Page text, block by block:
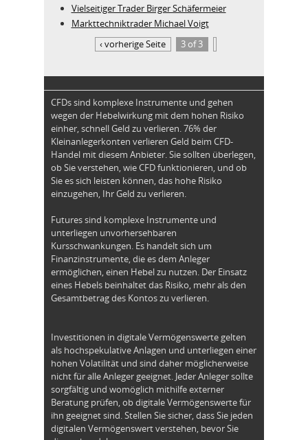
Vielseitiger Trader Birger Schäfermeier
Markttechniktrader Michael Voigt
‹ vorherige Seite
3 of 3
CFDs sind komplexe Instrumente und gehen
wegen der Hebelwirkung mit dem hohen Risiko
einher, schnell Geld zu verlieren. 76% der
Kleinanlegerkonten verlieren Geld beim CFD-
Handel mit diesem Anbieter. Sie sollten überlegen,
ob Sie verstehen, wie CFD funktionieren, und ob
Sie es sich leisten können, das hohe Risiko
einzugehen, Ihr Geld zu verlieren.
Futures sind komplexe Instrumente und
unterliegen unvorhersehbaren
Kursschwankungen. Es handelt sich um
Finanzinstrumente, die es dem Anleger
ermöglichen, einen Hebel zu nutzen. Der Einsatz
eines Hebels beinhaltet das Risiko, mehr als den
Gesamtbetrag des Kontos zu verlieren.
Investitionen in digitale Vermögenswerte gelten
als hochspekulative Anlagen und unterliegen einer
hohen Volatilität und sind daher möglicherweise
nicht für alle Anleger geeignet. Jeder Anleger sollte
sorgfältig und womöglich mithilfe externer
Beratung prüfen, ob digitale Vermögenswerte für
ihn geeignet sind. Stellen Sie sicher, dass Sie jeden
digitalen Vermögenswert verstehen, bevor Sie